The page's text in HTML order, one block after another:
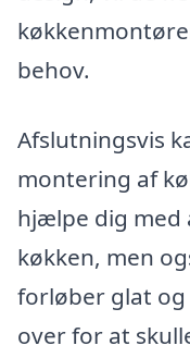
behov.
Afslutningsvis
montering af
hjælpe dig med
køkken, men
forløber glat og
over for at